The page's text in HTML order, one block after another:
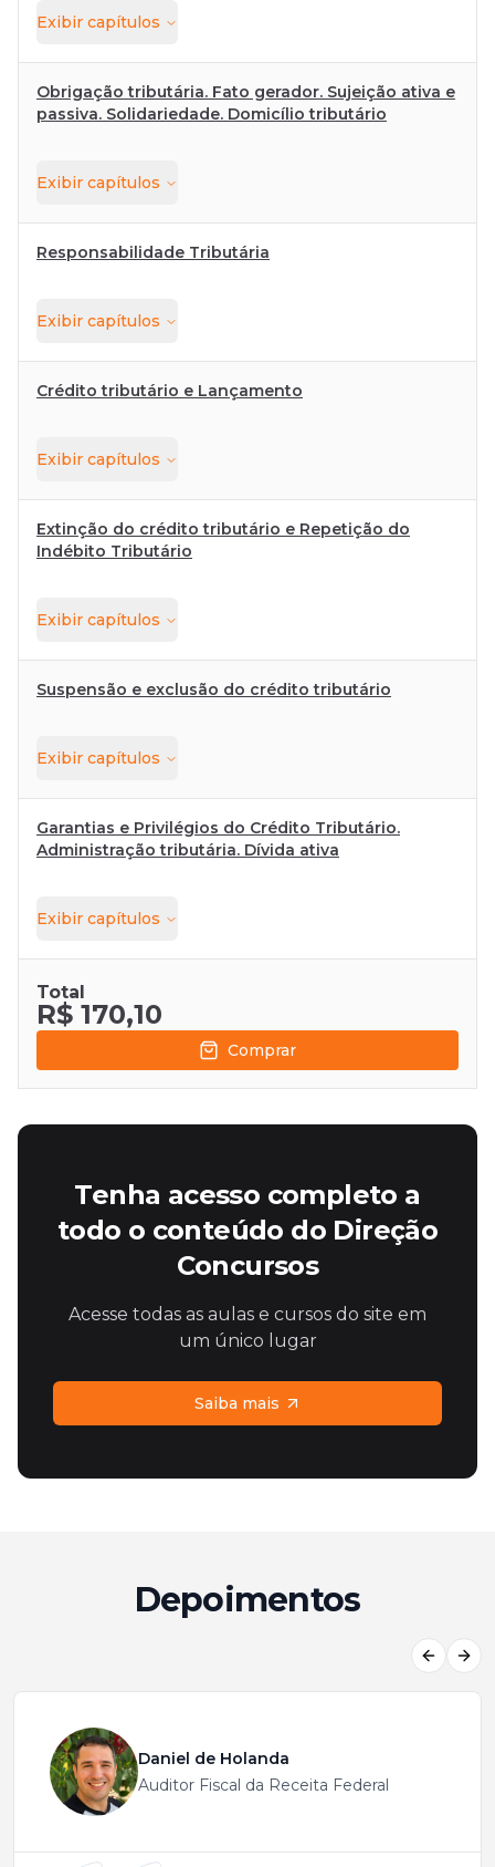
Exibir capítulos
Obrigação tributária. Fato gerador. Sujeição ativa e
passiva. Solidariedade. Domicílio tributário
Exibir capítulos
Responsabilidade Tributária
Exibir capítulos
Crédito tributário e Lançamento
Exibir capítulos
Extinção do crédito tributário e Repetição do
Indébito Tributário
Exibir capítulos
Suspensão e exclusão do crédito tributário
Exibir capítulos
Garantias e Privilégios do Crédito Tributário.
Administração tributária. Dívida ativa
Exibir capítulos
Total
R$ 170,10
Comprar
Tenha acesso completo a
todo o conteúdo do Direção
Concursos
Acesse todas as aulas e cursos do site em
um único lugar
Saiba mais
Depoimentos
Daniel de Holanda
Auditor Fiscal da Receita Federal